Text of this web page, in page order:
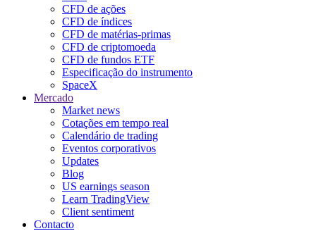
CFD de ações
CFD de índices
CFD de matérias-primas
CFD de criptomoeda
CFD de fundos ETF
Especificação do instrumento
SpaceX
Mercado
Market news
Cotações em tempo real
Calendário de trading
Eventos corporativos
Updates
Blog
US earnings season
Learn TradingView
Client sentiment
Contacto